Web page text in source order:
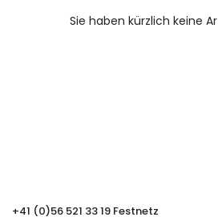
Sie haben kürzlich keine
+41 (0)56 521 33 19 Festnetz